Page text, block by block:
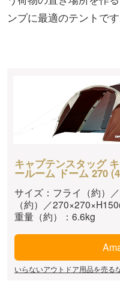
ンプに最適のテントです
キャプテンスタッグ
ールーム ドーム 270
サイズ：フライ（約）
（約）／
重量（約）：6.6kg
いらないアウトドア用品を売る